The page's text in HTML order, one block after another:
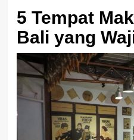
5 Tempat
Bali yang